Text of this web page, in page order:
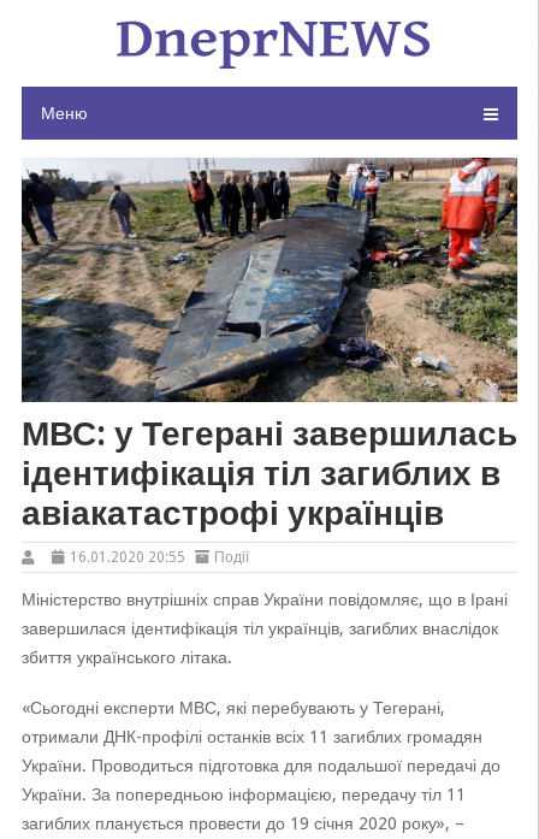
Меню
МВС: у Тегерані завершилась
ідентифікація тіл загиблих в
авіакатастрофі українців
16.01.2020 20:55 Події
Міністерство внутрішніх справ України повідомляє, що в Ірані
завершилася ідентифікація тіл українців, загиблих внаслідок
збиття українського літака.
«Сьогодні експерти МВС, які перебувають у Тегерані,
отримали ДНК-профілі останків всіх 11 загиблих громадян
України. Проводиться підготовка для подальшої передачі до
України. За попередньою інформацією, передачу тіл 11
загиблих планується провести до 19 січня 2020 року», –